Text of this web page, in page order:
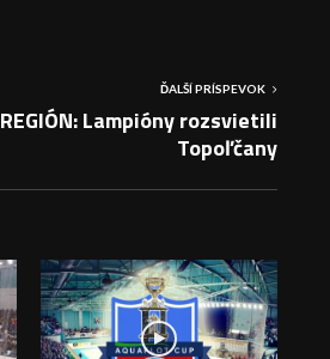
ĎALŠÍ PRÍSPEVOK
REGIÓN: Lampióny rozsvietili
Topoľčany